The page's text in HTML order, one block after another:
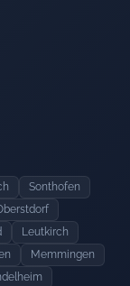
Sonthofen
Leutkirch
Memmingen